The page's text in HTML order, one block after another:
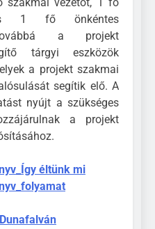
és 1 fő önkéntes
továbbá a projekt
tárgyi eszközök
a projekt szakmai
segítik elő. A
nyújt a szükséges
a projekt
éltünk mi